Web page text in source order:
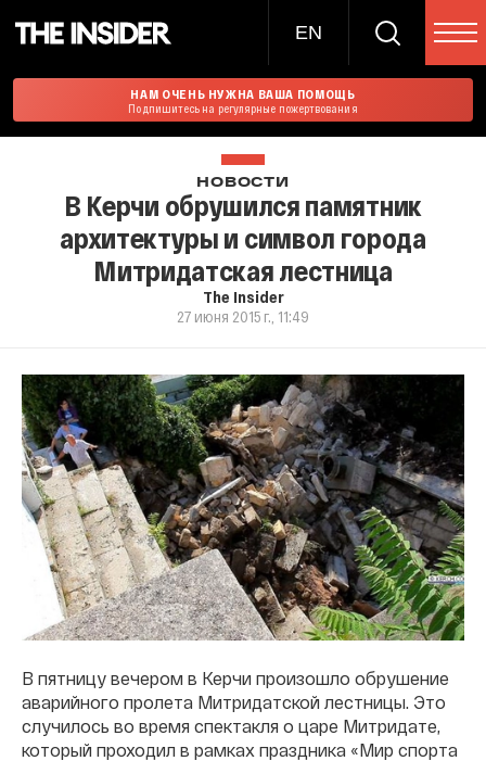
EN
НАМ ОЧЕНЬ НУЖНА ВАША ПОМОЩЬ
Подпишитесь на регулярные пожертвования
НОВОСТИ
В Керчи обрушился памятник
архитектуры и символ города
Митридатская лестница
The Insider
27 июня 2015 г., 11:49
В пятницу вечером в Керчи произошло обрушение
аварийного пролета Митридатской лестницы. Это
случилось во время спектакля о царе Митридате,
который проходил в рамках праздника «Мир спорта